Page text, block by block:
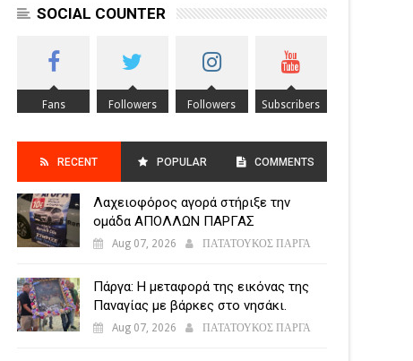
SOCIAL COUNTER
Fans Followers Followers Subscribers
RECENT POPULAR
POSTS
COMMENTS
Λαχειοφόρος αγορά στήριξε την
ομάδα ΑΠΟΛΛΩΝ ΠΑΡΓΑΣ
Aug 07, 2026 ΠΑΤΑΤΟΥΚΟΣ ΠΑΡΓΑ
Πάργα: Η μεταφορά της εικόνας της
Παναγίας με βάρκες στο νησάκι.
Aug 07, 2026 ΠΑΤΑΤΟΥΚΟΣ ΠΑΡΓΑ